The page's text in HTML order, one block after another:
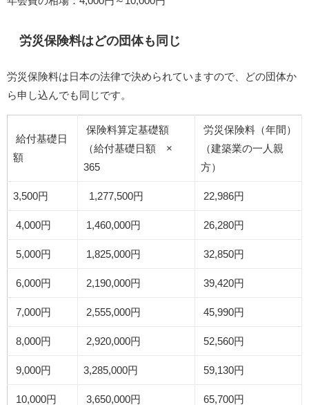
労災保険料はどの団体も同じ
労災保険料は日本の法律で決められていますので、どの団体か
ら申し込んでも同じです。
給付基礎日
額
保険料算定基礎額
（給付基礎日額 ×
365
労災保険料（年間）
（建築業の一人親
方）
3,500円 1,277,500円 22,986円
4,000円 1,460,000円 26,280円
5,000円 1,825,000円 32,850円
6,000円 2,190,000円 39,420円
7,000円 2,555,000円 45,990円
8,000円 2,920,000円 52,560円
9,000円 3,285,000円 59,130円
10,000円 3,650,000円 65,700円